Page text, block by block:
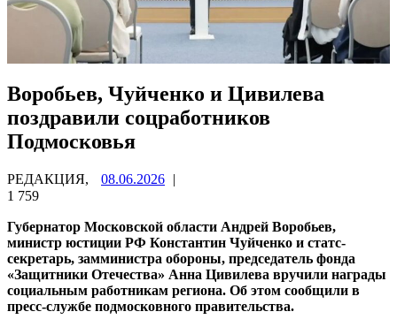
Воробьев, Чуйченко и Цивилева
поздравили соцработников
Подмосковья
РЕДАКЦИЯ, 08.06.2026 |
1 759
Губернатор Московской области Андрей Воробьев,
министр юстиции РФ Константин Чуйченко и статс-
секретарь, замминистра обороны, председатель фонда
«Защитники Отечества» Анна Цивилева вручили награды
социальным работникам региона. Об этом сообщили в
пресс-службе подмосковного правительства.